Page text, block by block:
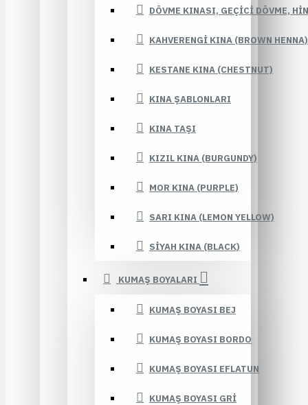
DÖVME KINASI, GEÇICI DÖVME,
KAHVERENGI KINA (BROWN HENNA)
KESTANE KINA (CHESTNUT)
KINA ŞABLONLARI
KINA TAŞI
KIZIL KINA (BURGUNDY)
MOR KINA (PURPLE)
SARI KINA (LEMON YELLOW)
SIYAH KINA (BLACK)
KUMAŞ BOYALARI
KUMAŞ BOYASI BEJ
KUMAŞ BOYASI BORDO
KUMAŞ BOYASI EFLATUN
KUMAŞ BOYASI GRI